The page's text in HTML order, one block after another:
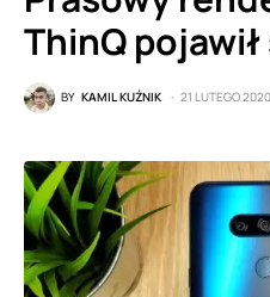
ThinQ
BY KAMIL KUŹNIK 21 LUTEGO 2020